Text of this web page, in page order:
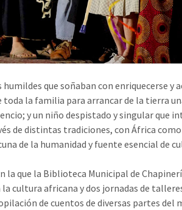
que soñaban con enriquecerse y
la familia para arrancar de la tierra
y un niño despistado y singular que
de distintas tradiciones, con África
de la humanidad y fuente esencial de
la que la Biblioteca Municipal de
cultura africana y dos jornadas de
de cuentos de diversas partes del